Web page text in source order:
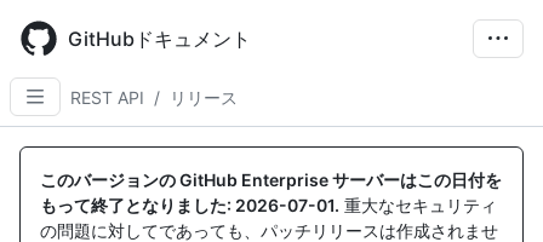
main
content
GitHubドキュメント
REST API / リリース
このバージョンの GitHub Enterprise サーバーはこの日付を
もって終了となりました: 2026-07-01. 重大なセキュリティ
の問題に対してであっても、パッチリリースは作成されませ